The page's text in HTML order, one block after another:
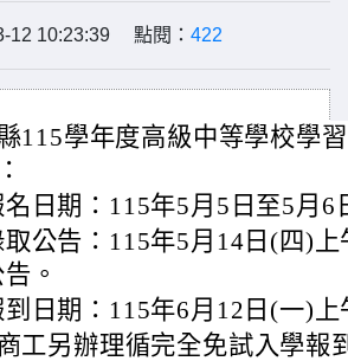
12 10:23:39 點閱： 422
115學年度高級中等學校學
名日期：115年5月5日至5月6
取公告：115年5月14日(四)
。
到日期：115年6月12日(一)
工另辦理循完全免試入學報